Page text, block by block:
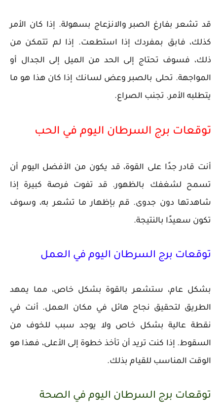
قد تشعر بفارغ الصبر والانزعاج بسهولة. إذا كان الأمر
كذلك، فابق بمفردك إذا استطعت. إذا لم تتمكن من
ذلك، فسوف تحتاج إلى الحد من الميل إلى الجدال أو
المواجهة. تحلى بالصبر وعض لسانك إذا كان هذا هو ما
يتطلبه الأمر. تجنب الصراع.
توقعات برج السرطان اليوم في الحب
أنت قادر جدًا على القوة، قد يكون من الأفضل اليوم أن
تسمح لشغفك بالظهور. قد تفوت فرصة كبيرة إذا
شاهدتها دون جدوى. قم بإظهار ما تشعر به، وسوف
تكون سعيدًا بالنتيجة.
توقعات برج السرطان اليوم في العمل
بشكل عام، ستشعر بالقوة بشكل خاص، مما يمهد
الطريق لتحقيق نجاح هائل في مكان العمل. أنت في
نقطة عالية بشكل خاص ولا يوجد سبب للخوف من
السقوط. إذا كنت تريد أن تأخذ خطوة إلى الأعلى، فهذا هو
الوقت المناسب للقيام بذلك.
توقعات برج السرطان اليوم في الصحة